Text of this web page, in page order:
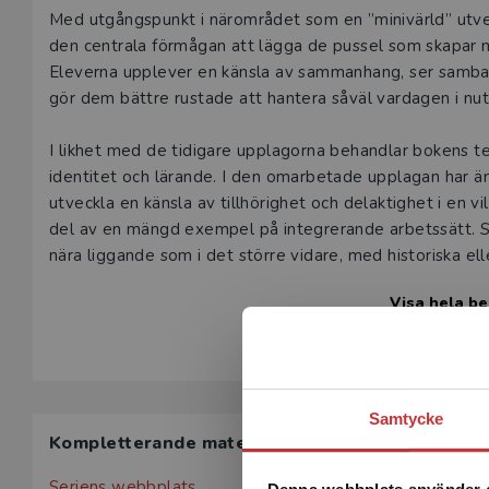
Samtycke
Beskrivning
Med utgångspunkt i närområdet som en ”minivärld”
den centrala förmågan att lägga de pussel som
Eleverna upplever en känsla av sammanhang, ser
gör dem bättre rustade att hantera såväl vardagen i
I likhet med de tidigare upplagorna behandlar bokens
identitet och lärande. I den omarbetade upplagan har
utveckla en känsla av tillhörighet och delaktighet i en
del av en mängd exempel på integrerande arbetssätt.
nära liggande som i det större vidare, med historiska
identitetsskapande genom närområdesstudier. För
Visa hela
Kompletterande material